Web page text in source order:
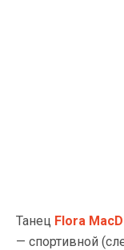
Танец Flora
— спортивной